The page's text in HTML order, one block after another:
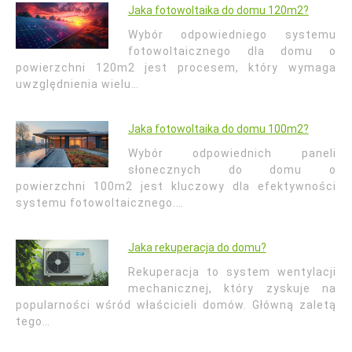
Jaka fotowoltaika do domu 120m2?
Wybór odpowiedniego systemu
fotowoltaicznego dla domu o
powierzchni 120m2 jest procesem, który wymaga
uwzględnienia wielu…
Jaka fotowoltaika do domu 100m2?
Wybór odpowiednich paneli
słonecznych do domu o
powierzchni 100m2 jest kluczowy dla efektywności
systemu fotowoltaicznego.…
Jaka rekuperacja do domu?
Rekuperacja to system wentylacji
mechanicznej, który zyskuje na
popularności wśród właścicieli domów. Główną zaletą
tego…